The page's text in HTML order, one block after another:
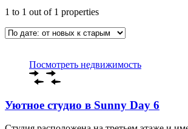
1 to 1 out of 1 properties
Посмотреть недвижимость
Уютное студио в Sunny Day 6